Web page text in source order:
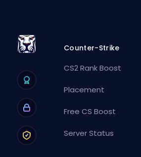
Counter-Strike
CS2 Rank Boost
Placement
Free CS Boost
Server Status